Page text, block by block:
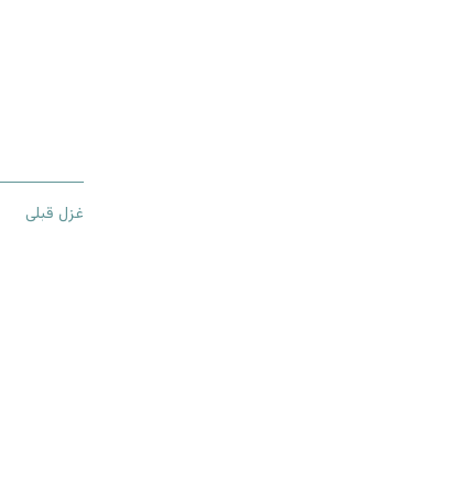
غزل قبلی